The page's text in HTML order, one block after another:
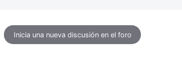
Inicia una nueva discusión en el foro